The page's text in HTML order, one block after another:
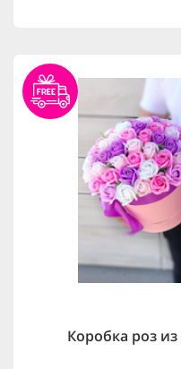
Коробка роз